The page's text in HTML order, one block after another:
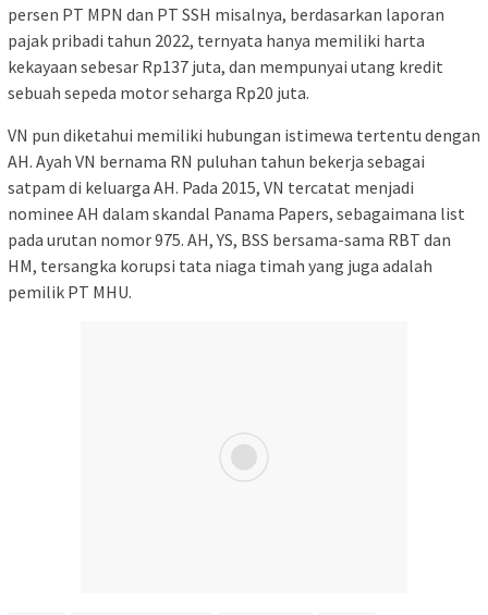
persen PT MPN dan PT SSH misalnya, berdasarkan laporan
pajak pribadi tahun 2022, ternyata hanya memiliki harta
kekayaan sebesar Rp137 juta, dan mempunyai utang kredit
sebuah sepeda motor seharga Rp20 juta.
VN pun diketahui memiliki hubungan istimewa tertentu dengan
AH. Ayah VN bernama RN puluhan tahun bekerja sebagai
satpam di keluarga AH. Pada 2015, VN tercatat menjadi
nominee AH dalam skandal Panama Papers, sebagaimana list
pada urutan nomor 975. AH, YS, BSS bersama-sama RBT dan
HM, tersangka korupsi tata niaga timah yang juga adalah
pemilik PT MHU.